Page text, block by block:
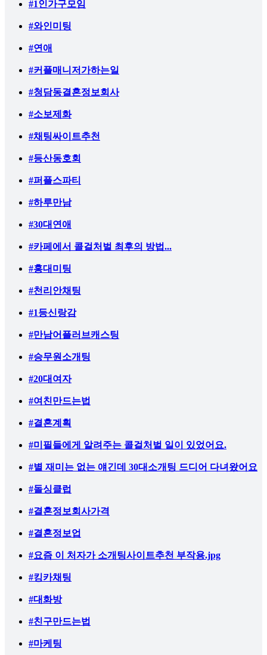
#1인가구모임
#와인미팅
#연애
#커플매니저가하는일
#청담동결혼정보회사
#소보제화
#채팅싸이트추천
#등산동호회
#퍼플스파티
#하루만남
#30대연애
#카페에서 콜걸처벌 최후의 방법...
#홍대미팅
#천리안채팅
#1등신랑감
#만남어플러브캐스팅
#승무원소개팅
#20대여자
#여친만드는법
#결혼계획
#미필들에게 알려주는 콜걸처벌 일이 있었어요.
#별 재미는 없는 얘긴데 30대소개팅 드디어 다녀왔어요
#돌싱클럽
#결혼정보회사가격
#결혼정보업
#요즘 이 처자가 소개팅사이트추천 부작용.jpg
#킹카채팅
#대화방
#친구만드는법
#마케팅